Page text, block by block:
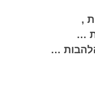
,
…
הלהבות …